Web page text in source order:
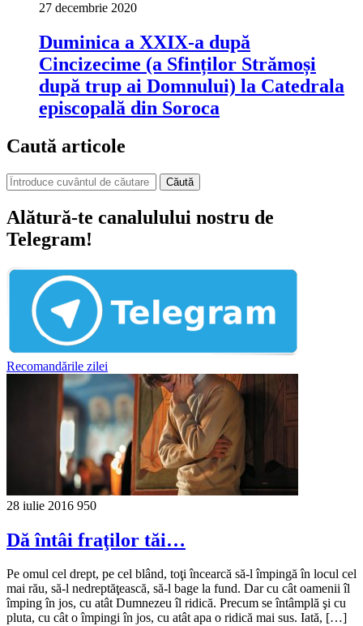
27 decembrie 2020
Duminica a XXIX-a după
Cincizecime (a Sfinților Strămoși
după trup ai Domnului) la Catedrala
episcopală din Soroca
Caută articole
Căută
Alătură-te canalulului nostru de
Telegram!
Recomandările zilei
28 iulie 2016 950
Dă întâi fraţilor tăi…
Pe omul cel drept, pe cel blând, toţi încearcă să-l împingă în locul cel
mai rău, să-l nedreptăţească, să-l bage la fund. Dar cu cât oamenii îl
împing în jos, cu atât Dumnezeu îl ridică. Precum se întâmplă şi cu
pluta, cu cât o împingi în jos, cu atât apa o ridică mai sus. Iată, […]